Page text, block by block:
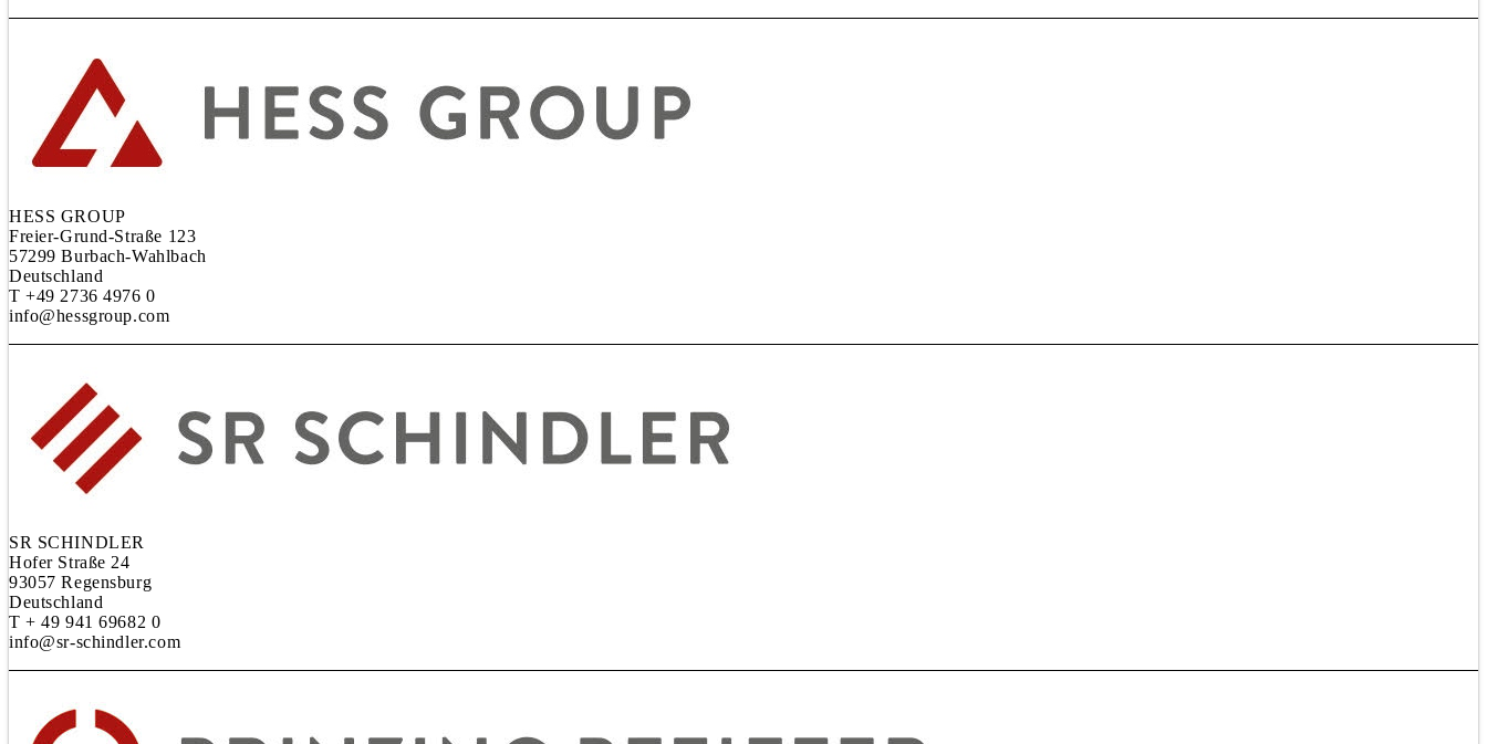
HESS GROUP
Freier-Grund-Straße 123
57299 Burbach-Wahlbach
Deutschland
T +49 2736 4976 0
info@hessgroup.com
SR SCHINDLER
Hofer Straße 24
93057 Regensburg
Deutschland
T + 49 941 69682 0
info@sr-schindler.com